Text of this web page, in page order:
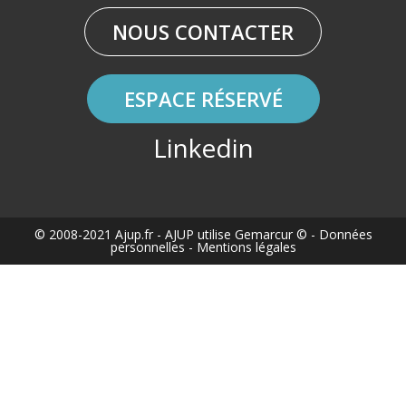
NOUS CONTACTER
ESPACE RÉSERVÉ
Linkedin
© 2008-2021 Ajup.fr- AJUP utilise Gemarcur © - Données
personnelles - Mentions légales